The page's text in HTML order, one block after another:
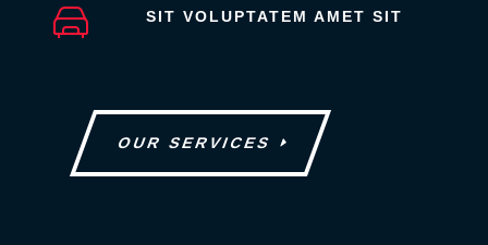
SIT VOLUPTATEM AMET SIT
OUR SERVICES